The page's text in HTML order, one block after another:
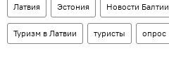
Латвия Эстония Новости Балтии
Туризм в Латвии туристы опрос